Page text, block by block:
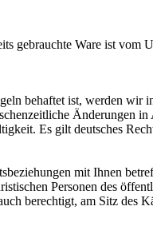
gebrauchte Ware ist vom
behaftet ist, werden wir
Änderungen
Es gilt deutsches
mit Ihnen
Personen des
berechtigt, am Sitz des